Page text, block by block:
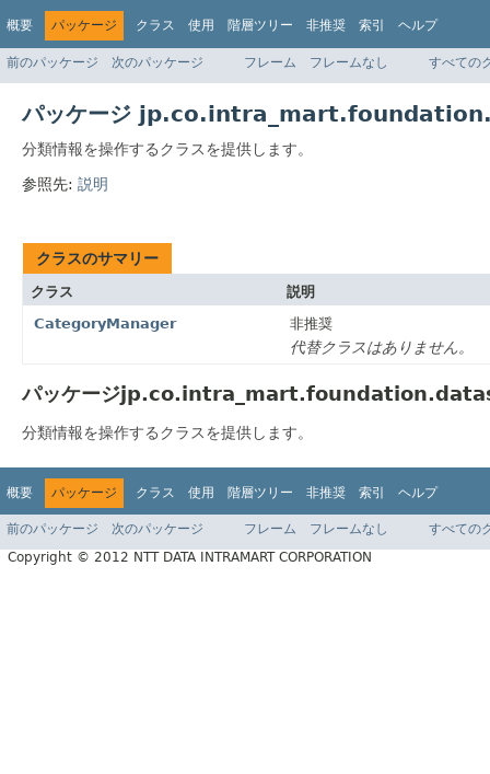
概要 パッケージ クラス 使用 階層ツリー 非推奨 索引 ヘルプ
前のパッケージ 次のパッケージ フレーム フレームなし すべての
パッケージ
分類情報を操作するクラスを提供します。
参照先: 説明
クラスのサマリー
クラス
説明
CategoryManager
非推奨
代替クラスはありません。
パッケージ
分類情報を操作するクラスを提供します。
概要 パッケージ クラス 使用 階層ツリー 非推奨 索引 ヘルプ
前のパッケージ 次のパッケージ フレーム フレームなし
すべての
Copyright © 2012 NTT DATA INTRAMART CORPORATION